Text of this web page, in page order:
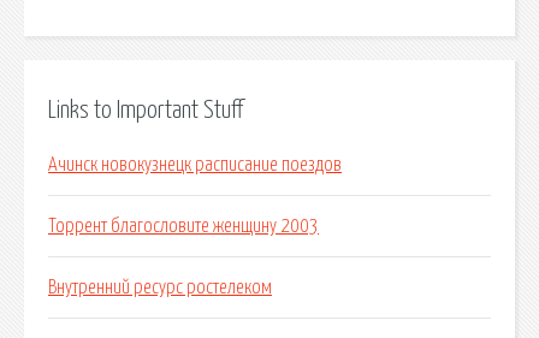
Links to Important Stuff
Ачинск новокузнецк расписание поездов
Торрент благословите женщину 2003
Внутренний ресурс ростелеком